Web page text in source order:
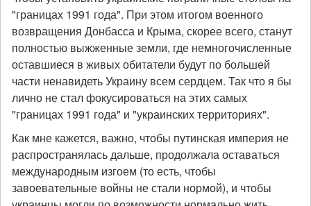
"границах 1991 года". При этом итогом военного
возвращения Донбасса и Крыма, скорее всего, станут
полностью выжженные земли, где немногочисленные
оставшиеся в живых обитатели будут по большей
части ненавидеть Украину всем сердцем. Так что я бы
лично не стал фокусироваться на этих самых
"границах 1991 года" и "украинских территориях".
Как мне кажется, важно, чтобы путинская империя не
распространялась дальше, продолжала оставаться
международным изгоем (то есть, чтобы
завоевательные войны не стали нормой), и чтобы